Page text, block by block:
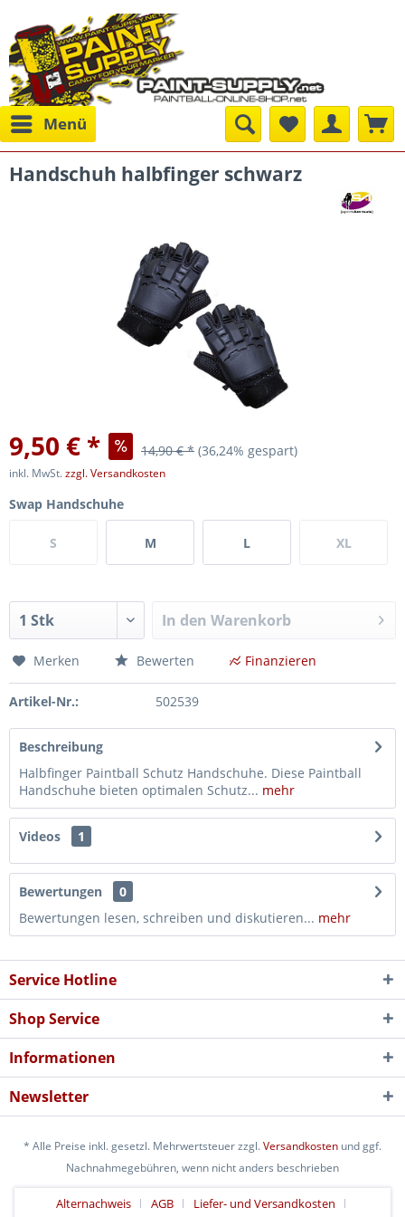
Menü
Handschuh halbfinger schwarz
9,50 € * 14,90 € * (36,24% gespart)
inkl. MwSt.zzgl. Versandkosten
Swap Handschuhe
S M L XL
In den Warenkorb
Merken Bewerten Finanzieren
Artikel-Nr.: 502539
Beschreibung
Halbfinger Paintball Schutz Handschuhe. Diese Paintball
Handschuhe bieten optimalen Schutz... mehr
Videos 1
Bewertungen
0
Bewertungen lesen, schreiben und diskutieren... mehr
Service Hotline
Shop Service
Informationen
Newsletter
* Alle Preise inkl. gesetzl. Mehrwertsteuer zzgl.Versandkosten und ggf.
Nachnahmegebühren, wenn nicht anders beschrieben
Alternachweis AGB Liefer- und Versandkosten